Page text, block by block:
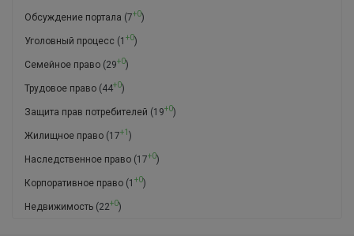
Обсуждение портала (7+0)
Уголовный процесс (1 +0)
Семейное право (29+0)
Трудовое право (44+0)
Защита прав потребителей (19+0)
Жилищное право (17+1 )
Наследственное право (17+0)
Корпоративное право (1 +0)
Недвижимость (22+0)